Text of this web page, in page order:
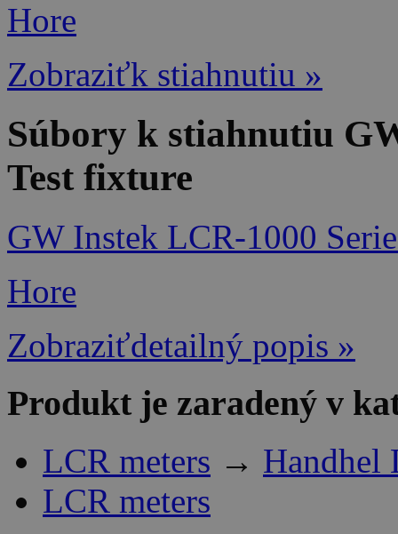
Hore
Zobraziťk stiahnutiu »
Súbory k stiahnutiu
Test fixture
GW Instek LCR-1000
Hore
Zobraziťdetailný popis »
Produkt je zaradený v
LCR meters → Handhel
LCR meters